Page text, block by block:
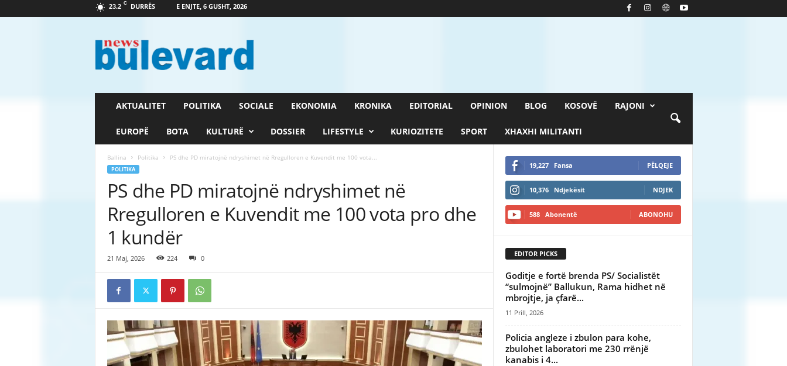
23.2 C DURRËS E ENJTE, 6 GUSHT, 2026
a
AKTUALITET POLITIKA SOCIALE EKONOMIA KRONIKA EDITORIAL OPINION BLOG KOSOVË RAJONI
EUROPË BOTA KULTURË DOSSIER LIFESTYLE KURIOZITETE SPORT XHAXHI MILITANTI
Ballina Politika PS dhe PD miratojnë ndryshimet në Rregulloren e Kuvendit me 100 vota...
POLITIKA
PS dhe PD miratojnë ndryshimet në
Rregulloren e Kuvendit me 100 vota pro dhe
1 kundër
21 Maj, 2026 224 0
19,227 Fansa PËLQEJE
10,376 Ndjekësit NDJEK
588 Abonentë ABONOHU
EDITOR PICKS
Goditje e fortë brenda PS/ Socialistët
“sulmojnë” Ballukun, Rama hidhet në
mbrojtje, ja çfarë...
11 Prill, 2026
Policia angleze i zbulon para kohe,
zbulohet laboratori me 230 rrënjë
kanabis i 4...